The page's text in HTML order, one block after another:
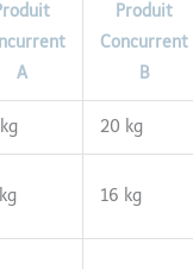
A
Produit
Concurrent
B
20 kg
16 kg